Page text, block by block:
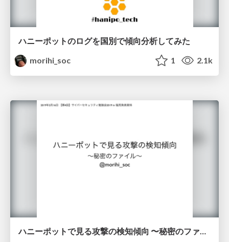
ハニーポットのログを国別で傾向分析してみた
morihi_soc
1 2.1k
ハニーポットで見る攻撃の検知傾向 〜秘密のファイル〜